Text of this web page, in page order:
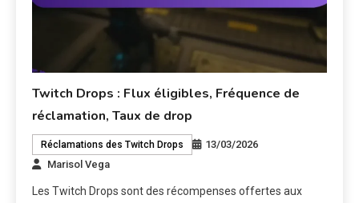
Twitch Drops : Flux éligibles, Fréquence de
réclamation, Taux de drop
Réclamations des Twitch Drops
13/03/2026
Marisol Vega
Les Twitch Drops sont des récompenses offertes aux